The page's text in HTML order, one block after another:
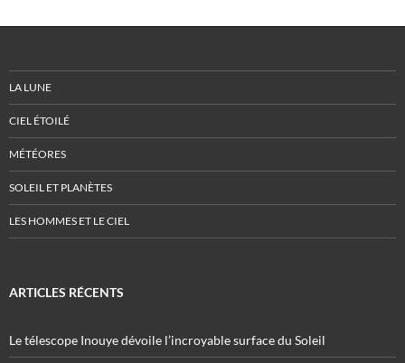
LA LUNE
CIEL ÉTOILÉ
MÉTÉORES
SOLEIL ET PLANÈTES
LES HOMMES ET LE CIEL
ARTICLES RÉCENTS
Le télescope Inouye dévoile l’incroyable surface du Soleil